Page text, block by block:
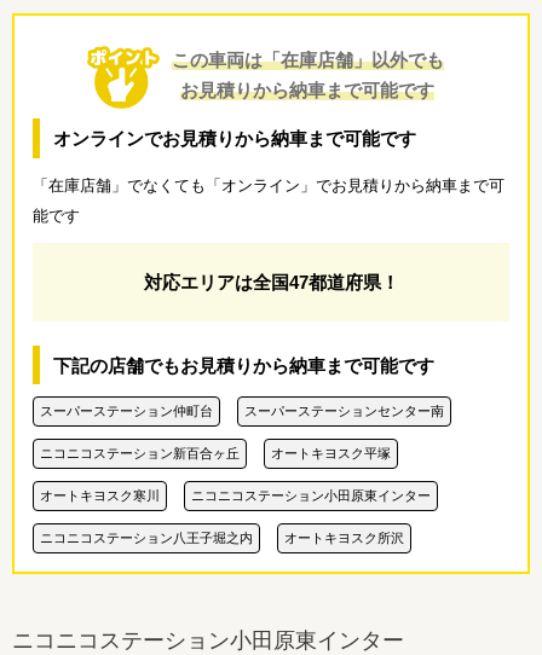
この車両は「在庫店舗」以外でも
お見積りから納車まで可能です
オンラインでお見積りから納車まで可能です
「在庫店舗」でなくても「オンライン」でお見積りから納車まで可
能です
対応エリアは全国47都道府県！
下記の店舗でもお見積りから納車まで可能です
スーパーステーション仲町台 スーパーステーションセンター南
ニコニコステーション新百合ヶ丘 オートキヨスク平塚
オートキヨスク寒川 ニコニコステーション小田原東インター
ニコニコステーション八王子堀之内 オートキヨスク所沢
ニコニコステーション小田原東インター